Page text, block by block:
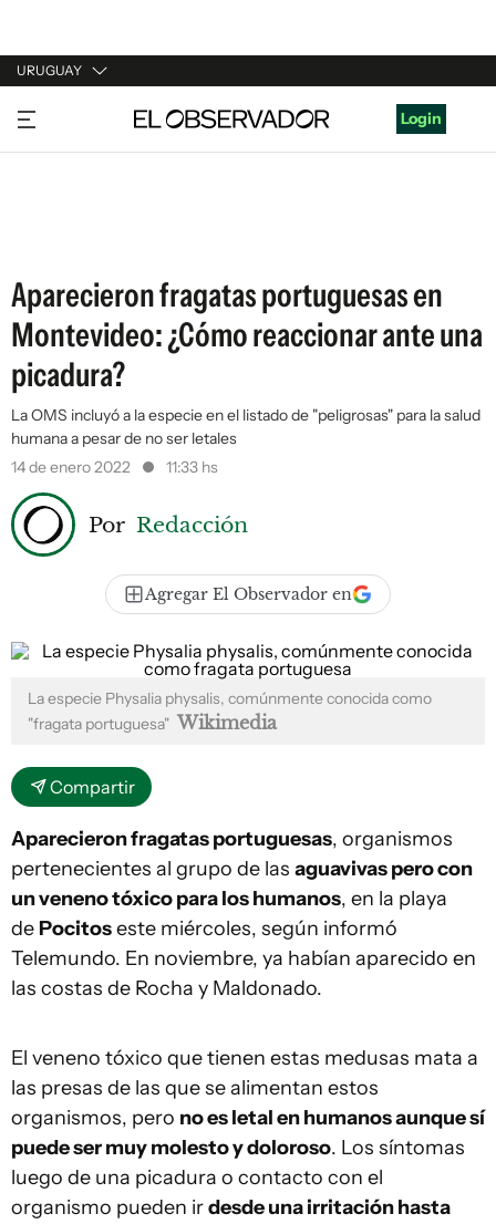
URUGUAY
URUGUAY
ARGENTINA
Login
Aparecieron fragatas portuguesas en
Montevideo: ¿Cómo reaccionar ante una
picadura?
La OMS incluyó a la especie en el listado de "peligrosas" para la salud
humana a pesar de no ser letales
14 de enero 2022
11:33 hs
Por Redacción
Agregar El Observador en
La especie Physalia physalis, comúnmente conocida como
"fragata portuguesa" Wikimedia
Compartir
Aparecieron fragatas portuguesas, organismos
pertenecientes al grupo de las aguavivas pero con
un veneno tóxico para los humanos, en la playa
de Pocitoseste miércoles, según informó
Telemundo. En noviembre, ya habían aparecido en
las costas de Rocha y Maldonado.
El veneno tóxico que tienen estas medusas mata a
las presas de las que se alimentan estos
organismos, pero no es letal en humanos aunque sí
puede ser muy molesto y doloroso. Los síntomas
luego de una picadura o contacto con el
organismo pueden irdesde una irritación hasta